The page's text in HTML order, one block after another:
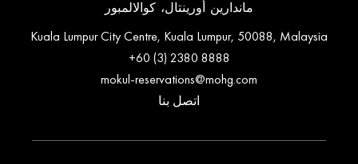
ماندارين أورينتال، كوالالمبور
Kuala Lumpur City Centre, Kuala Lumpur, 50088, Malaysia
+60 (3) 2380 8888
mokul-reservations@mohg.com
اتصل بنا